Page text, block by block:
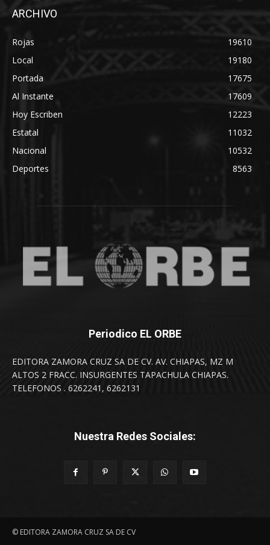
ARCHIVO
Rojas
19610
Local
19180
Portada
17675
Al Instante
17609
Hoy Escriben
12223
Estatal
11032
Nacional
10532
Deportes
8563
Periodico EL ORBE
EDITORA ZAMORA CRUZ SA DE CV. AV. CHIAPAS, MZ M
ALTOS 2 FRACC. INSURGENTES TAPACHULA CHIAPAS.
TELEFONOS . 6262241, 6262131
Nuestra Redes Sociales:
© EDITORA ZAMORA CRUZ SA DE CV